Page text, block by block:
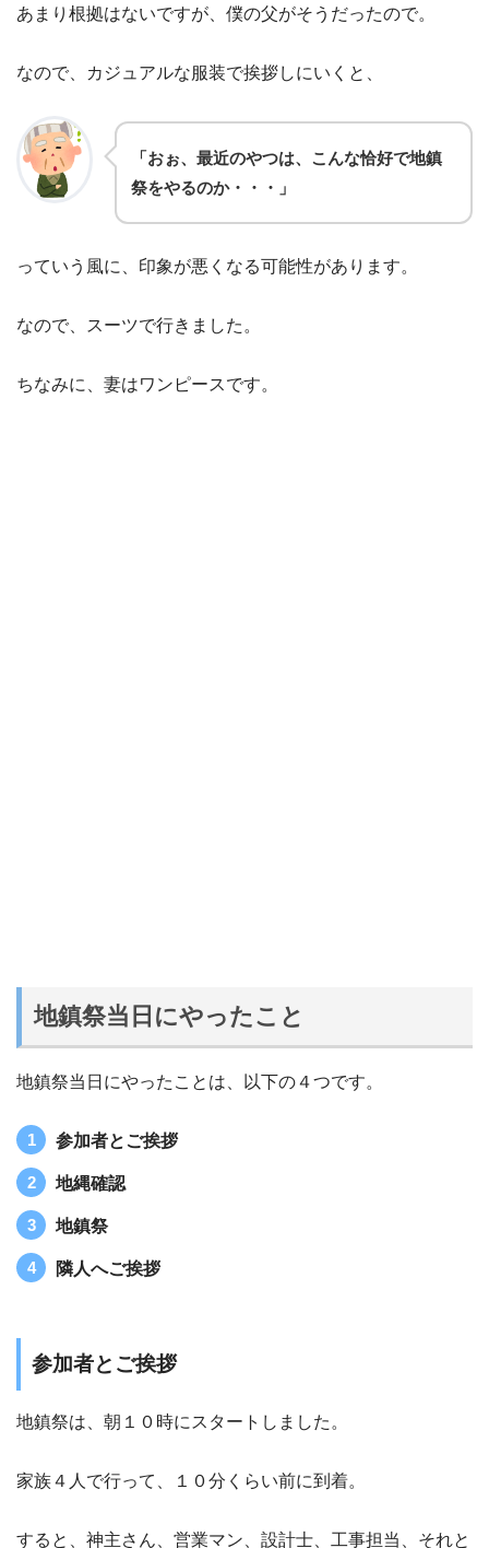
あまり根拠はないですが、僕の父がそうだったので。
なので、カジュアルな服装で挨拶しにいくと、
「おぉ、最近のやつは、こんな恰好で地鎮
祭をやるのか・・・」
っていう風に、印象が悪くなる可能性があります。
なので、スーツで行きました。
ちなみに、妻はワンピースです。
地鎮祭当日にやったこと
地鎮祭当日にやったことは、以下の４つです。
参加者とご挨拶
地縄確認
地鎮祭
隣人へご挨拶
参加者とご挨拶
地鎮祭は、朝１０時にスタートしました。
家族４人で行って、１０分くらい前に到着。
すると、神主さん、営業マン、設計士、工事担当、それと